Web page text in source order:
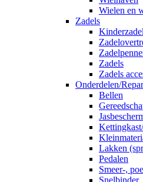
Wielen en
Zadels
Zadels
Zadels
Onderdelen/
Bellen
Lakken
Pedalen
Smeer-,